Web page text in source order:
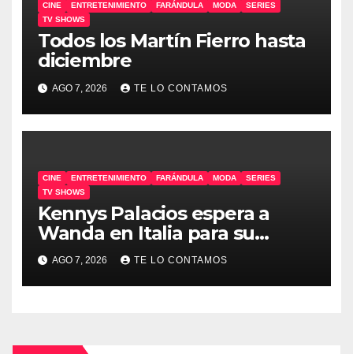
CINE ENTRETENIMIENTO FARÁNDULA MODA
SERIES
TV SHOWS
Todos los Martín Fierro hasta
diciembre
AGO 7, 2026 TE LO CONTAMOS
CINE ENTRETENIMIENTO FARÁNDULA MODA
SERIES
TV SHOWS
Kennys Palacios espera a
Wanda en Italia para su
docuserie
AGO 7, 2026 TE LO CONTAMOS